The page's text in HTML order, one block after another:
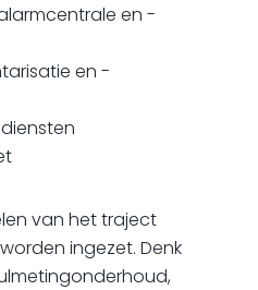
en -
en -
van het traject
ingezet. Denk